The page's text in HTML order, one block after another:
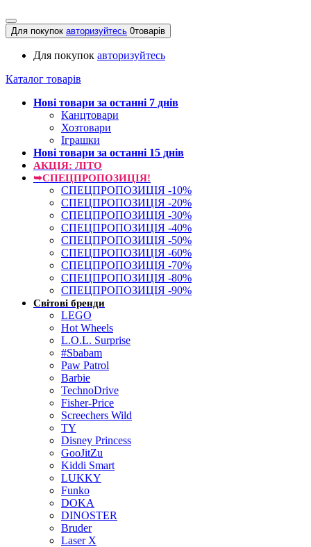
Для покупок авторизуйтесь 0товарів
Для покупок авторизуйтесь
Каталог товарів
Нові товари за останнi 7 днiв
Канцтовари
Хозтовари
Іграшки
Нові товари за останнi 15 днiв
АКЦІЯ: ЛІТО
➥СПЕЦПРОПОЗИЦІЯ!
СПЕЦПРОПОЗИЦІЯ -10%
СПЕЦПРОПОЗИЦІЯ -20%
СПЕЦПРОПОЗИЦІЯ -30%
СПЕЦПРОПОЗИЦІЯ -40%
СПЕЦПРОПОЗИЦІЯ -50%
СПЕЦПРОПОЗИЦІЯ -60%
СПЕЦПРОПОЗИЦІЯ -70%
СПЕЦПРОПОЗИЦІЯ -80%
СПЕЦПРОПОЗИЦІЯ -90%
Світові бренди
LEGO
Hot Wheels
L.O.L. Surprise
#Sbabam
Paw Patrol
Barbie
TechnoDrive
Fisher-Price
Screechers Wild
TY
Disney Princess
GooJitZu
Kiddi Smart
LUKKY
Funko
DOKA
DINOSTER
Bruder
Laser X